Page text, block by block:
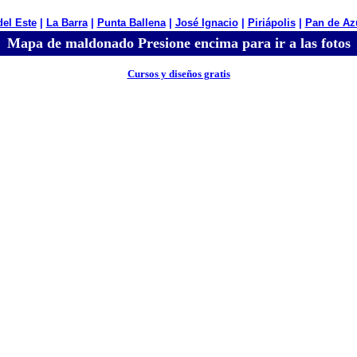
Este| La Barra| Punta Ballena| José Ignacio| Piriápolis| Pan de
Mapa de maldonado Presione encima para ir a las fotos
Cursos y diseños gratis